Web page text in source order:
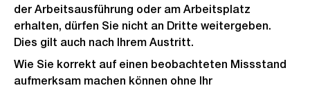
der Arbeitsausführung oder am Arbeitsplatz
erhalten, dürfen Sie nicht an Dritte weitergeben.
Dies gilt auch nach Ihrem Austritt.
Wie Sie korrekt auf einen beobachteten Missstand
aufmerksam machen können ohne Ihr